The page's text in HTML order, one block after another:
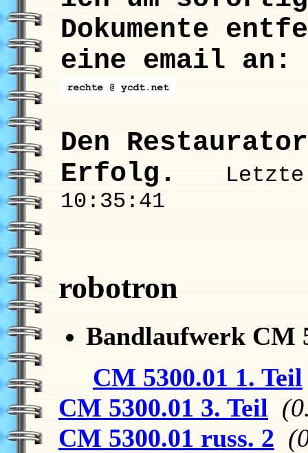
Dokumente
eine email an:
Den
Erfolg.
10:35:41
robotron
Bandlaufwerk CM
CM 5300.01 1. Teil
CM 5300.01 3. Teil
CM 5300.01 russ. 2